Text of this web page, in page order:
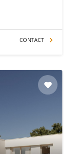
CONTACT